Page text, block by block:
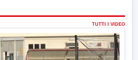
TUTTI I VIDEO